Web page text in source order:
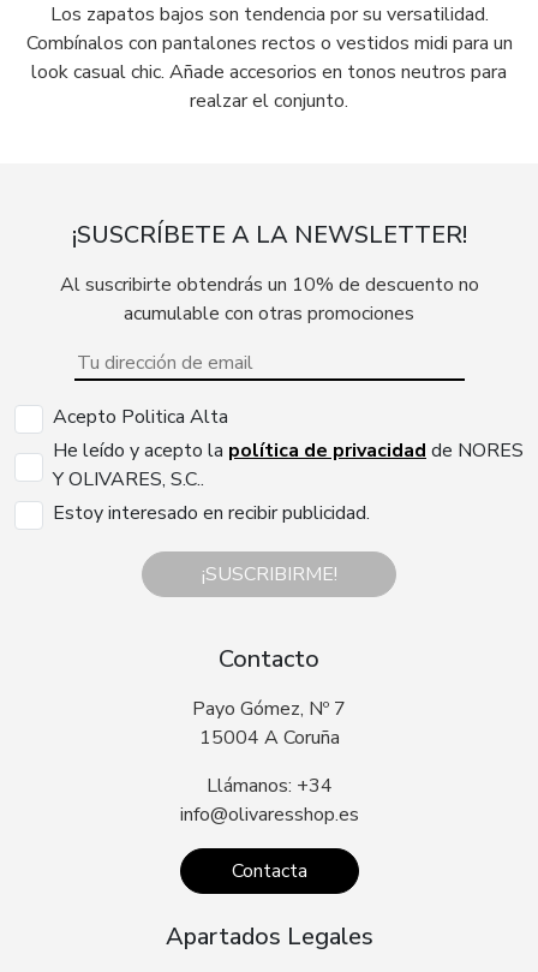
Los zapatos bajos son tendencia por su versatilidad.
Combínalos con pantalones rectos o vestidos midi para un
look casual chic. Añade accesorios en tonos neutros para
realzar el conjunto.
¡SUSCRÍBETE A LA NEWSLETTER!
Al suscribirte obtendrás un 10% de descuento no
acumulable con otras promociones
Acepto Politica Alta
He leído y acepto la política de privacidad de NORES
Y OLIVARES, S.C..
Estoy interesado en recibir publicidad.
¡SUSCRIBIRME!
Contacto
Payo Gómez, Nº 7
15004 A Coruña
Llámanos: +34
info@olivaresshop.es
Contacta
Apartados Legales